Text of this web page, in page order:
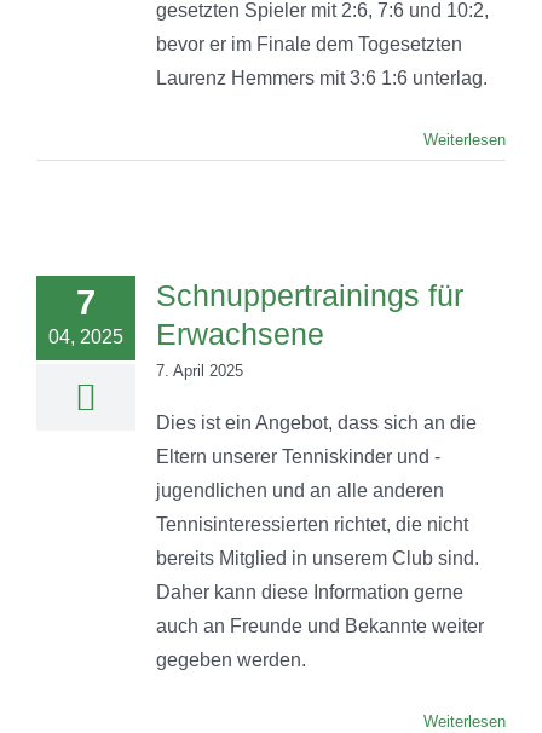
gesetzten Spieler mit 2:6, 7:6 und 10:2,
bevor er im Finale dem Togesetzten
Laurenz Hemmers mit 3:6 1:6 unterlag.
Weiterlesen
7
04, 2025
Schnuppertrainings für
Erwachsene
7. April 2025
Dies ist ein Angebot, dass sich an die
Eltern unserer Tenniskinder und -
jugendlichen und an alle anderen
Tennisinteressierten richtet, die nicht
bereits Mitglied in unserem Club sind.
Daher kann diese Information gerne
auch an Freunde und Bekannte weiter
gegeben werden.
Weiterlesen